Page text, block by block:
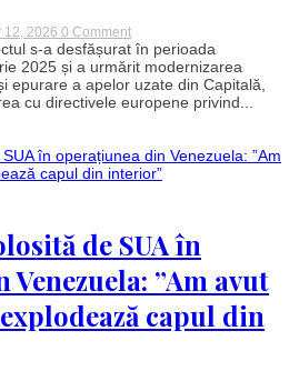
12, 2026 0 Commenton
Primăria
Capitalei
finalizat
proiectul
a
Stației
și
a
rețelei
de
canalizare
s-a desfășurat în perioada
2025 și a urmărit modernizarea
epurare a apelor uzate din Capitală,
cu directivele europene privind...
de SUA în
”Am avut
capul din